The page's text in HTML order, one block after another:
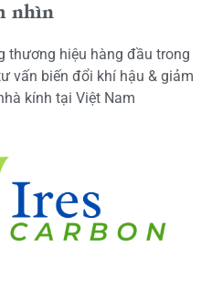
nhìn
thương hiệu hàng đầu trong
vấn biến đổi khí hậu & giảm
kính tại Việt Nam